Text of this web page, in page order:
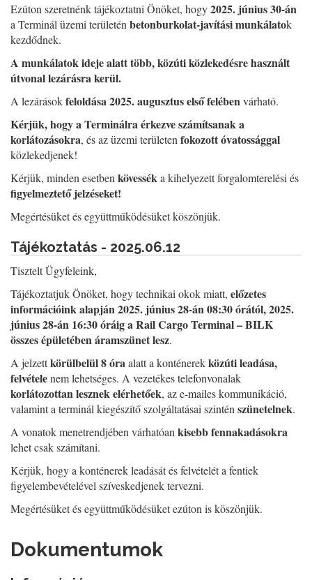
Ezúton szeretnénk tájékoztatni Önöket, hogy2025. június 30-án
a Terminál üzemi területén betonburkolat-javítási munkálatok
kezdődnek.
A munkálatok ideje alatt több, közúti közlekedésre használt
útvonal lezárásra kerül.
A lezárásokfeloldása 2025. augusztus első felébenvárható.
Kérjük, hogy a Terminálra érkezve számítsanak a
korlátozásokra, és az üzemi területen fokozott óvatossággal
közlekedjenek!
Kérjük, minden esetben kövesséka kihelyezett forgalomterelési és
figyelmeztető jelzéseket!
Megértésüket és együttműködésüket köszönjük.
Tájékoztatás - 2025.06.12
Tisztelt Ügyfeleink,
Tájékoztatjuk Önöket, hogy technikai okok miatt, előzetes
információink alapján 2025. június 28-án 08:30 órától, 2025.
június 28-án 16:30 óráig a Rail Cargo Terminal – BILK
összes épületében áramszünet lesz.
A jelzettkörülbelül 8 óraalatt a konténerekközúti leadása,
felvételenem lehetséges. A vezetékes telefonvonalak
korlátozottan lesznek elérhetőek, az e-mailes kommunikáció,
valamint a terminál kiegészítő szolgáltatásai szintén szünetelnek.
A vonatok menetrendjében várhatóan kisebb fennakadásokra
lehet csak számítani.
Kérjük, hogy a konténerek leadását és felvételét a fentiek
figyelembevételével szíveskedjenek tervezni.
Megértésüket és együttműködésüket ezúton is köszönjük.
Dokumentumok